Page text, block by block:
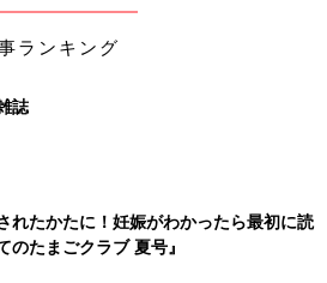
、食べられるものを食べられるときに食
スタ【妊婦ごはん・大人2人分】
悪くてキッチンに立つのがつらいときの
。
と牛肉のトマトソースパスタ【妊
ランキング
誌
れたかたに！妊娠がわかったら最初に読
のたまごクラブ 夏号』